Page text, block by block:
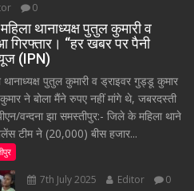
0
थानाध्यक्ष पुतुल कुमारी व
“हर खबर पर पैनी
(IPN)
पुतुल कुमारी व ड्राइवर गुड्डू कुमार
ने बोला मैंने रुपए नहीं मांगे थे, जबरदस्ती
वन्दना झा समस्तीपुर:- जिले के महिला थाने
टीम ने (20,000) बीस हजार...
7th July 2025 Editor 0